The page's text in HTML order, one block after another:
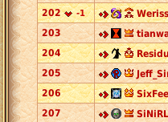
202
-1
203
204
205
206
207